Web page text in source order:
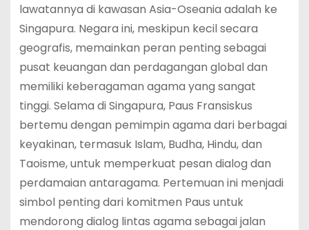
lawatannya di kawasan Asia-Oseania adalah ke
Singapura. Negara ini, meskipun kecil secara
geografis, memainkan peran penting sebagai
pusat keuangan dan perdagangan global dan
memiliki keberagaman agama yang sangat
tinggi. Selama di Singapura, Paus Fransiskus
bertemu dengan pemimpin agama dari berbagai
keyakinan, termasuk Islam, Budha, Hindu, dan
Taoisme, untuk memperkuat pesan dialog dan
perdamaian antaragama. Pertemuan ini menjadi
simbol penting dari komitmen Paus untuk
mendorong dialog lintas agama sebagai jalan